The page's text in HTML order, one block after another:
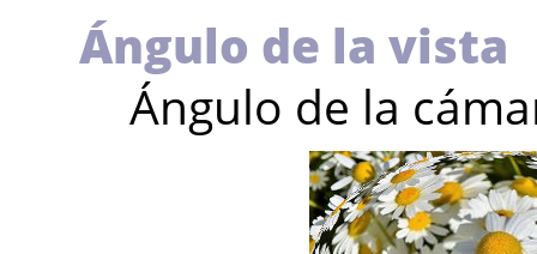
Ángulo de la vista
Ángulo de la